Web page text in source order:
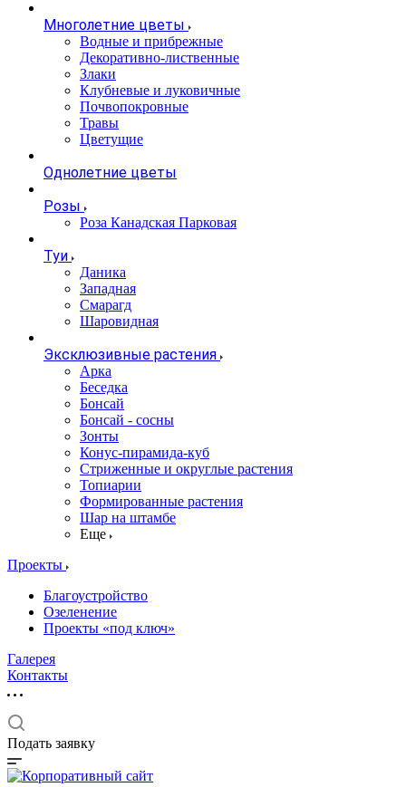
Многолетние цветы
Водные и прибрежные
Декоративно-лиственные
Злаки
Клубневые и луковичные
Почвопокровные
Травы
Цветущие
Однолетние цветы
Розы
Роза Канадская Парковая
Туи
Даника
Западная
Смарагд
Шаровидная
Эксклюзивные растения
Арка
Беседка
Бонсай
Бонсай - сосны
Зонты
Конус-пирамида-куб
Стриженные и округлые растения
Топиарии
Формированные растения
Шар на штамбе
Еще
Проекты
Благоустройство
Озеленение
Проекты «под ключ»
Галерея
Контакты
Подать заявку